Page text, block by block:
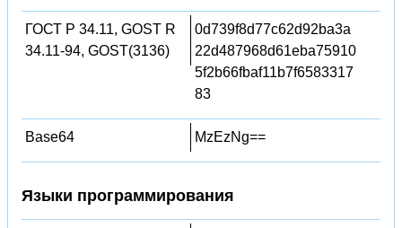
ГОСТ Р 34.11, GOST R
34.11-94, GOST(3136)
0d739f8d77c62d92ba3a
22d487968d61eba75910
5f2b66fbaf11b7f6583317
83
Base64 MzEzNg==
Языки программирования